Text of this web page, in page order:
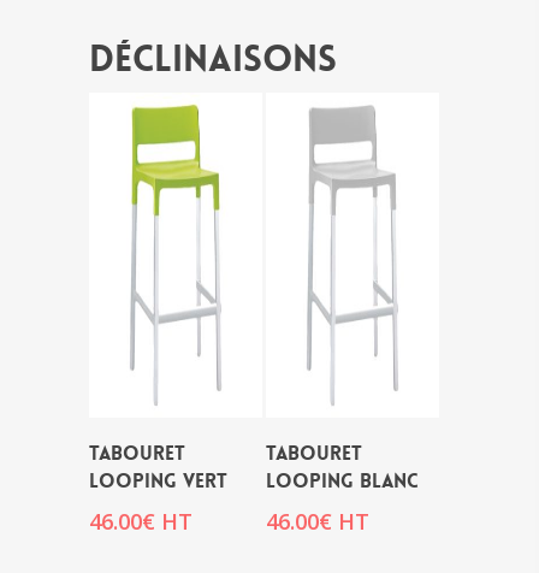
Déclinaisons
TABOURET
LOOPING VERT
46.00€ HT
TABOURET
LOOPING BLANC
46.00€ HT